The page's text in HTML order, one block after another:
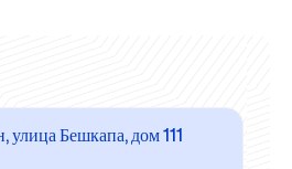
улица Бешкапа, дом 111